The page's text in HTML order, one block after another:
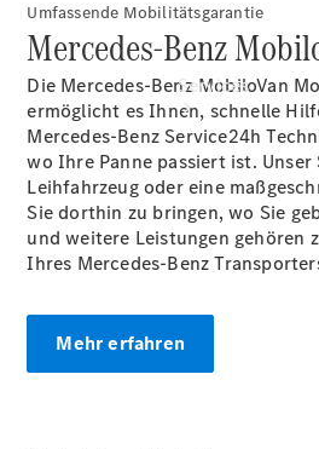
Services
Kompletträder
Umfassende Mobilitätsgarantie
Mercedes-Benz
Die Mercedes-Benz MobiloVan
ermöglicht es Ihnen, schnelle
Mercedes-Benz Service24h
wo Ihre Panne passiert ist.
Leihfahrzeug oder eine
Sie dorthin zu bringen, wo Sie
und weitere Leistungen gehören
Ihres Mercedes-Benz
Mehr erfahren